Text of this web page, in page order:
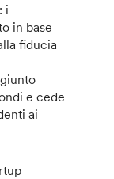
: i
in base
fiducia
e cede
ai